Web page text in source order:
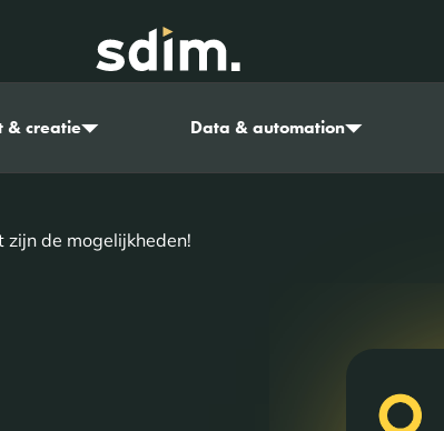
& creatie Data & automation
de mogelijkheden!